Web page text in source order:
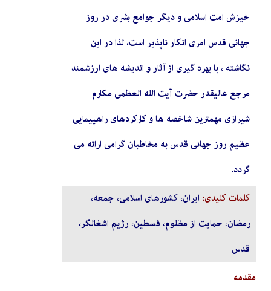
خیزش امت اسلامی و دیگر جوامع بشری در روز
جهانی قدس امری انکار ناپذیر است، لذا در این
نگاشته ، با بهره گیری از آثار و اندیشه های ارزشمند
مرجع عالیقدر حضرت آیت الله العظمی مکارم
شیرازی مهمترین شاخصه ها و کارکردهای راهپیمایی
عظیم روز جهانی قدس به مخاطبان گرامی ارائه می
گردد.
کلمات کلیدی: ایران، کشورهای اسلامی، جمعه،
رمضان، حمایت از مظلوم، فسطین، رژیم اشغالگر،
قدس
مقدمه